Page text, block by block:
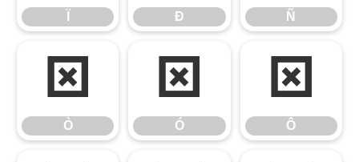
Ð Ñ
Ò
Ò
Ó
Ó
Ô
Ô